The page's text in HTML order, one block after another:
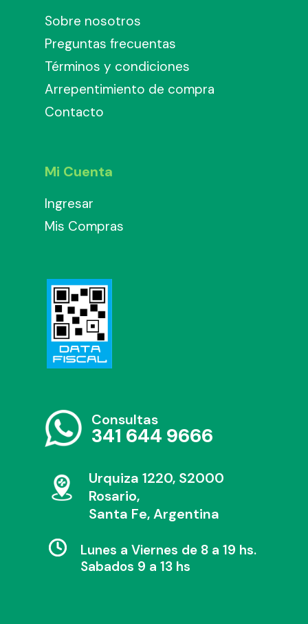
Sobre nosotros
Preguntas frecuentas
Términos y condiciones
Arrepentimiento de compra
Contacto
Mi Cuenta
Ingresar
Mis Compras
Consultas
341 644 9666
Urquiza 1220, S2000
Rosario,
Santa Fe, Argentina
Lunes a Viernes de 8 a 19 hs.
Sabados 9 a 13 hs